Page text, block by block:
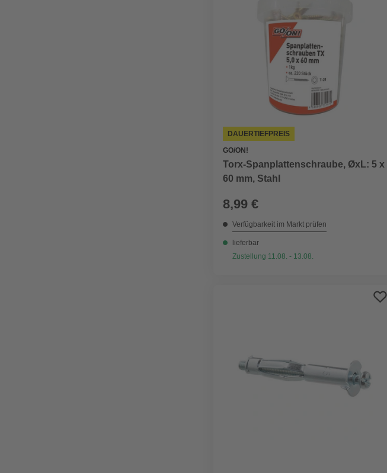
DAUERTIEFPREIS
GO/ON!
Torx-Spanplattenschraube, ØxL: 5 x
60 mm, Stahl
8,99 €
Verfügbarkeit im Markt prüfen
lieferbar
Zustellung 11.08. - 13.08.